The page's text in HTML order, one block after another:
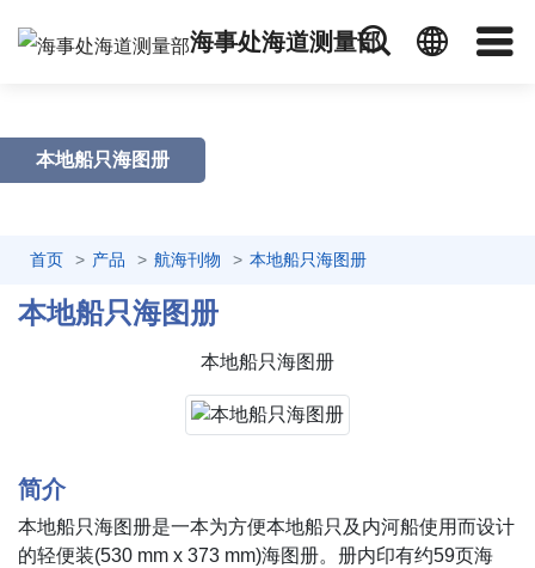
海事处海道测量部
本地船只海图册
首页 产品 航海刊物 本地船只海图册
本地船只海图册
本地船只海图册
简介
本地船只海图册是一本为方便本地船只及内河船使用而设计
的轻便装(530 mm x 373 mm)海图册。册内印有约59页海